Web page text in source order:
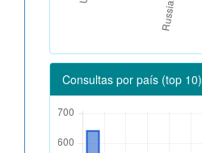
Consultas por país (top 10)